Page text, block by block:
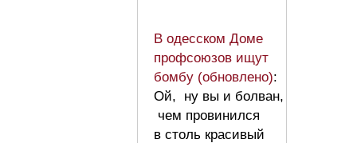
В одесском Доме
профсоюзов ищут
бомбу (обновлено):
Ой, ну вы и болван,
чем провинился
в столь красивый